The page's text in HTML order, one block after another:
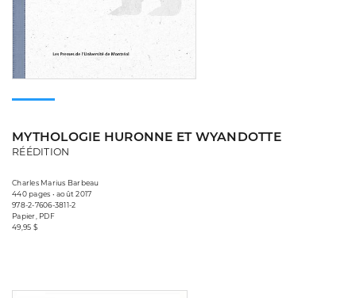
MYTHOLOGIE HURONNE ET WYANDOTTE
RÉÉDITION
Charles Marius Barbeau
440 pages • août 2017
978-2-7606-3811-2
Papier, PDF
49,95 $